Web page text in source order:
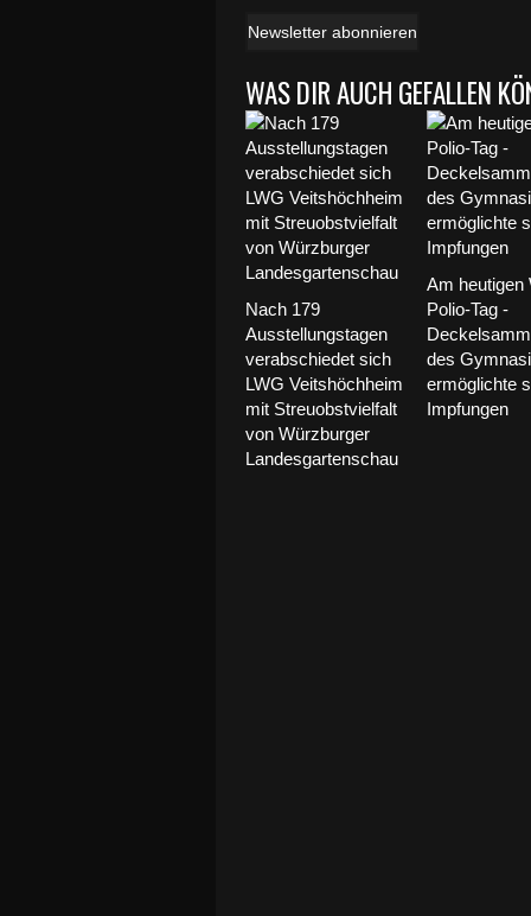
Newsletter abonnieren
WAS DIR AUCH GEFALLEN
Nach 179
Ausstellungstagen
verabschiedet sich
LWG Veitshöchheim
mit Streuobstvielfalt
von Würzburger
Landesgartenschau
Am heutigen
Polio-Tag -
des
ermöglichte
Impfungen